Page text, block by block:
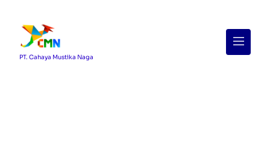
PT. Cahaya Mustika Naga
Menu